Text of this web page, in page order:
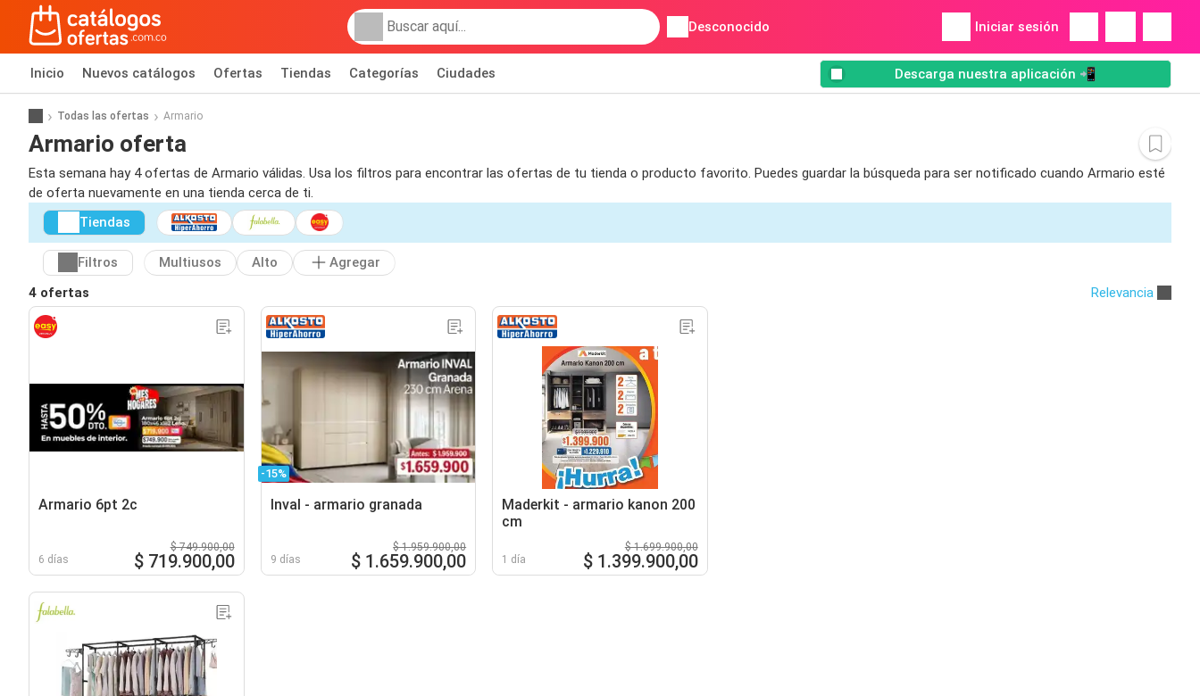
Desconocido Iniciar sesión
Inicio Nuevos catálogos Ofertas Tiendas Categorías Ciudades Descarga nuestra aplicación 📲
Todas las ofertas Armario
Armario oferta
Esta semana hay 4 ofertas de Armario válidas. Usa los filtros para encontrar las ofertas de tu tienda o producto favorito. Puedes guardar la búsqueda para ser notificado cuando Armario esté
de oferta nuevamente en una tienda cerca de ti.
Tiendas
Filtros Multiusos Alto
Agregar
4 ofertas
Relevancia
Armario 6pt 2c
6 días
$ 749.900,00
$ 719.900,00
-15%
Inval - armario granada
9 días
$ 1.959.900,00
$ 1.659.900,00
Maderkit - armario kanon 200
cm
1 día
$ 1.699.900,00
$ 1.399.900,00